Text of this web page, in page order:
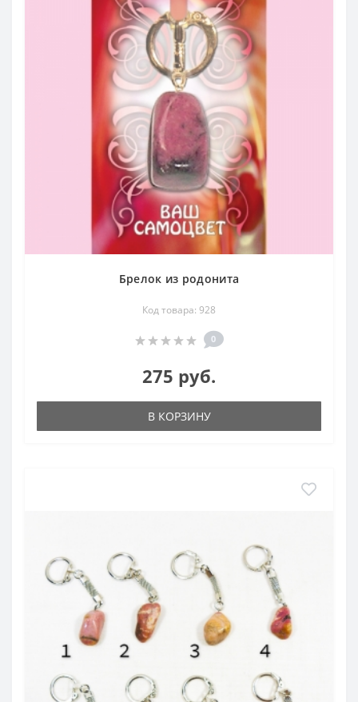
Брелок из родонита
Код товара: 928
0
275 руб.
В КОРЗИНУ